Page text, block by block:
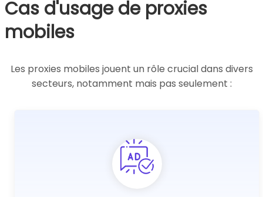
Cas d'usage de proxies
mobiles
Les proxies mobiles jouent un rôle crucial dans divers
secteurs, notamment mais pas seulement :